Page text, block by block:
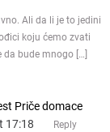
Ali da li je to jedini
koju ćemo zvati
da bude mnogo […]
Priče domace
17:18 Reply